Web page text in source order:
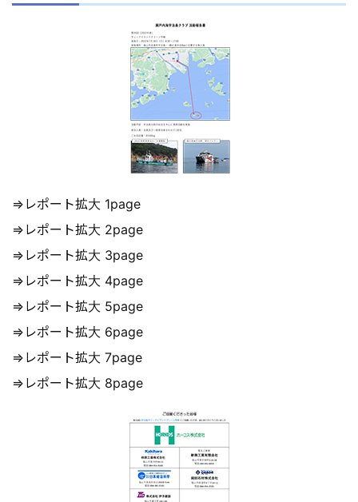
⇒レポート拡大 1page
⇒レポート拡大 2page
⇒レポート拡大 3page
⇒レポート拡大 4page
⇒レポート拡大 5page
⇒レポート拡大 6page
⇒レポート拡大 7page
⇒レポート拡大 8page